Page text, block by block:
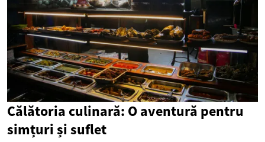
Călătoria culinară: O aventură pentru
simțuri și suflet